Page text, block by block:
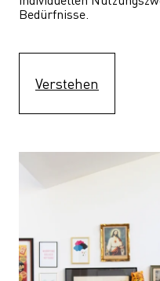
Bedürfnisse.
Verstehen